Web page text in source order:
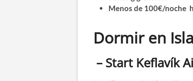
Menos de 100€/noche
Dormir en
– Start Keflavík